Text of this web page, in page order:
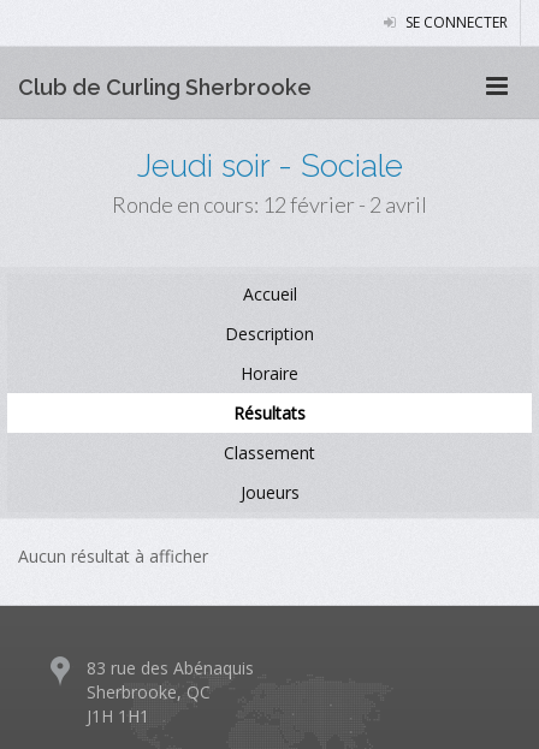
SE CONNECTER
Club de Curling Sherbrooke
Jeudi soir - Sociale
Ronde en cours: 12 février - 2 avril
Accueil
Description
Horaire
Résultats
Classement
Joueurs
Aucun résultat à afficher
83 rue des Abénaquis
Sherbrooke, QC
J1H 1H1